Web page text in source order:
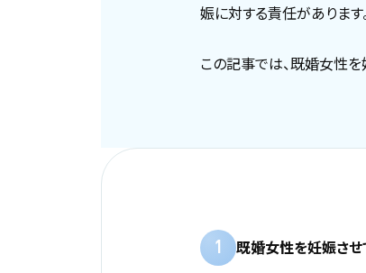
娠に対する責任がありま
この記事では、既婚女性
1
既婚女性を妊娠させ